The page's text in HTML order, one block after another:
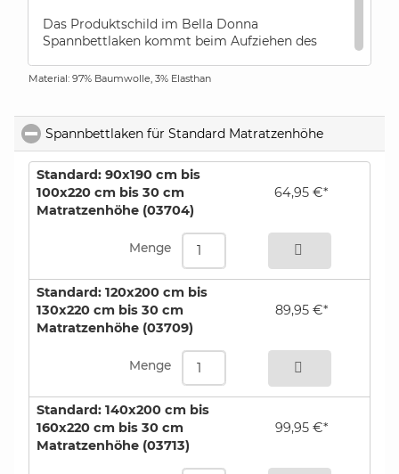
Das Produktschild im Bella Donna
Spannbettlaken kommt beim Aufziehen des
können Sie sicher sein, dass das Laken richtig
Diese Bettlaken sind besonders als
Spannbettlaken für Boxspringbetten und
Wasserbetten geeignet. In der Grafik finden Sie
das passende Spannbettlaken für Ihr
Boxspringbett.
Um sicher zu gehen, dass die von Ihnen
entspricht, senden wir Ihnen bei einer Bestellung
dieser Spannbettlaken immer kostenlos ein
kleines Hand-Muster zu, damit Sie die Farben
und die Qualität des Stoffes begutachten
auf Anfrage lassen wir gerne für Sie
Spannbetttücher auch in Sondermaßen für Sie
anfertigen. Bitte beachten Sie die Lieferzeit
sowie besonderen Rückgabebedingungen für
maßangefertigte Bettlaken.
Material: 97% Baumwolle, 3% Elasthan
Spannbettlaken für Standard Matratzenhöhe
Standard: 90x190 cm bis
100x220 cm bis 30 cm
Matratzenhöhe (03704)
Menge
64,95 €*
Standard: 120x200 cm bis
130x220 cm bis 30 cm
Matratzenhöhe (03709)
Menge
89,95 €*
Standard: 140x200 cm bis
160x220 cm bis 30 cm
Matratzenhöhe (03713)
99,95 €*